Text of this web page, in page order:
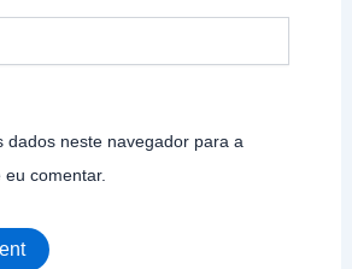
dados neste navegador para a
comentar.